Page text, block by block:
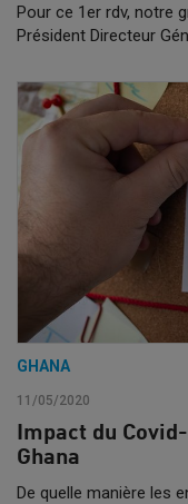
Pour ce 1er rdv, notre
Président Directeur
GHANA
11/05/2020
Impact du
Ghana
De quelle manière les